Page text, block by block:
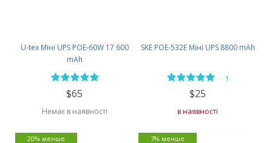
U-tex Міні UPS POE-60W 17 600
mAh
$65
Немає в наявності
SKE POE-532E Міні UPS 8800 mAh
1
$25
в наявності
20% менше 7% менше